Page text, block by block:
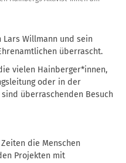
Willmann und sein
überrascht.
vielen Hainberger*innen,
oder in der
überraschenden Besuch
die Menschen
Projekten mit